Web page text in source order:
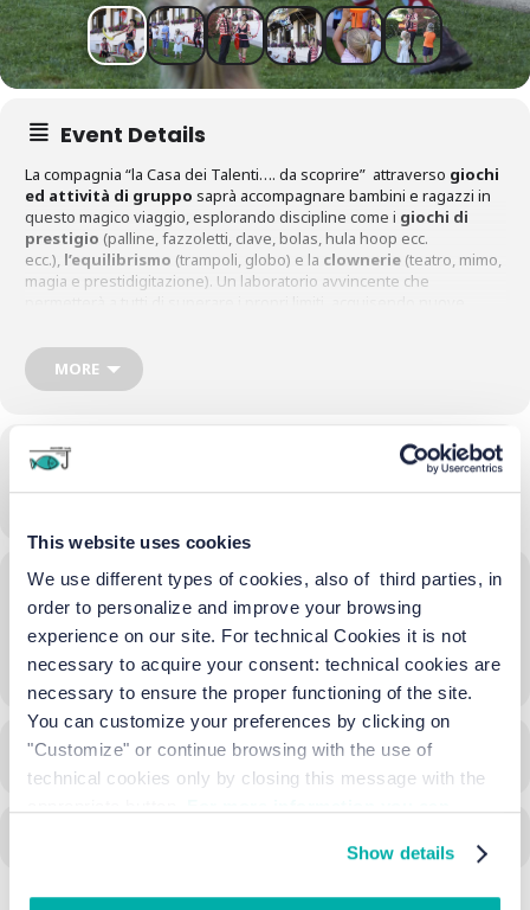
This website uses cookies
We use different types of cookies, also of third parties, in
order to personalize and improve your browsing
experience on our site. For technical Cookies it is not
necessary to acquire your consent: technical cookies are
necessary to ensure the proper functioning of the site.
You can customize your preferences by clicking on
"Customize" or continue browsing with the use of
technical cookies only by closing this message with the
Show details
Event Details
La compagnia “la Casa dei Talenti…. da scoprire” attraverso giochi
ed attività di gruppo saprà accompagnare bambini e ragazzi in
questo magico viaggio, esplorando discipline come i giochi di
prestigio (palline, fazzoletti, clave, bolas, hula hoop ecc.
ecc.), l’equilibrismo (trampoli, globo) e la clownerie (teatro, mimo,
magia e prestidigitazione). Un laboratorio avvincente che
Il laboratorio è gratuito ma necessaria la prenotazione presso la
reception dell’hotel.
MORE
Time
08/06/202316:30-18:00 (GMT+02:00)
Location
Giardino dell'hotel
OTHER EVENTS
CALENDAR GOOGLECAL